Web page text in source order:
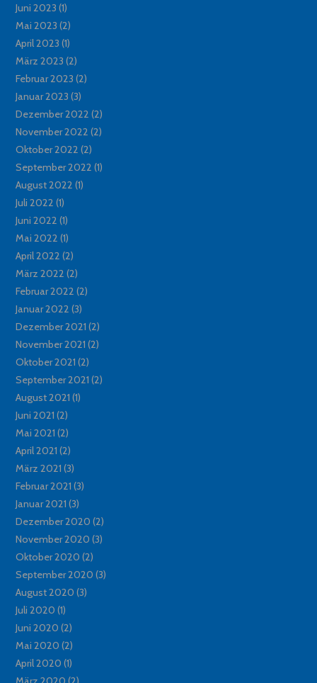
Juni 2023 (1)
Mai 2023 (2)
April 2023 (1)
März 2023 (2)
Februar 2023 (2)
Januar 2023 (3)
Dezember 2022 (2)
November 2022 (2)
Oktober 2022 (2)
September 2022 (1)
August 2022 (1)
Juli 2022 (1)
Juni 2022 (1)
Mai 2022 (1)
April 2022 (2)
März 2022 (2)
Februar 2022 (2)
Januar 2022 (3)
Dezember 2021 (2)
November 2021 (2)
Oktober 2021 (2)
September 2021 (2)
August 2021 (1)
Juni 2021 (2)
Mai 2021 (2)
April 2021 (2)
März 2021 (3)
Februar 2021 (3)
Januar 2021 (3)
Dezember 2020 (2)
November 2020 (3)
Oktober 2020 (2)
September 2020 (3)
August 2020 (3)
Juli 2020 (1)
Juni 2020 (2)
Mai 2020 (2)
April 2020 (1)